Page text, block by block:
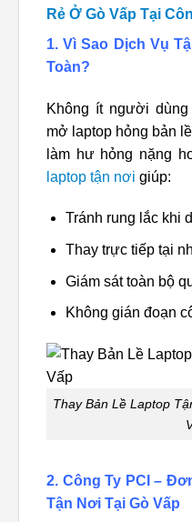
Rẻ Ở Gò Vấp Tại
1. Vì Sao Dịch Vụ
Toàn?
Không ít người
mở laptop hỏng bản
làm hư hỏng nặng
laptop tận nơi giúp:
Tránh rung lắc khi
Thay trực tiếp tại
Giám sát toàn bộ
Không gián đoạn
Thay Bản Lề Laptop
2. Công Ty PCI –
Tận Nơi Tại Gò Vấp